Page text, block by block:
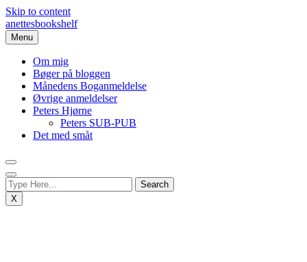
Skip to content
anettesbookshelf
Menu
Om mig
Bøger på bloggen
Månedens Boganmeldelse
Øvrige anmeldelser
Peters Hjørne
Peters SUB-PUB
Det med småt
X